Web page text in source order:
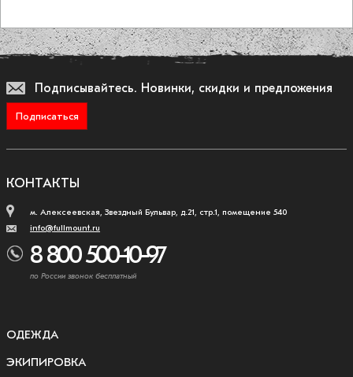
Подписывайтесь. Новинки, скидки и предложения
Подписаться
КОНТАКТЫ
м. Алексеевская, Звездный Бульвар, д.21, стр.1, помещение 540
info@fullmount.ru
8 800 500-10-97
по России звонок бесплатный
ОДЕЖДА
ЭКИПИРОВКА